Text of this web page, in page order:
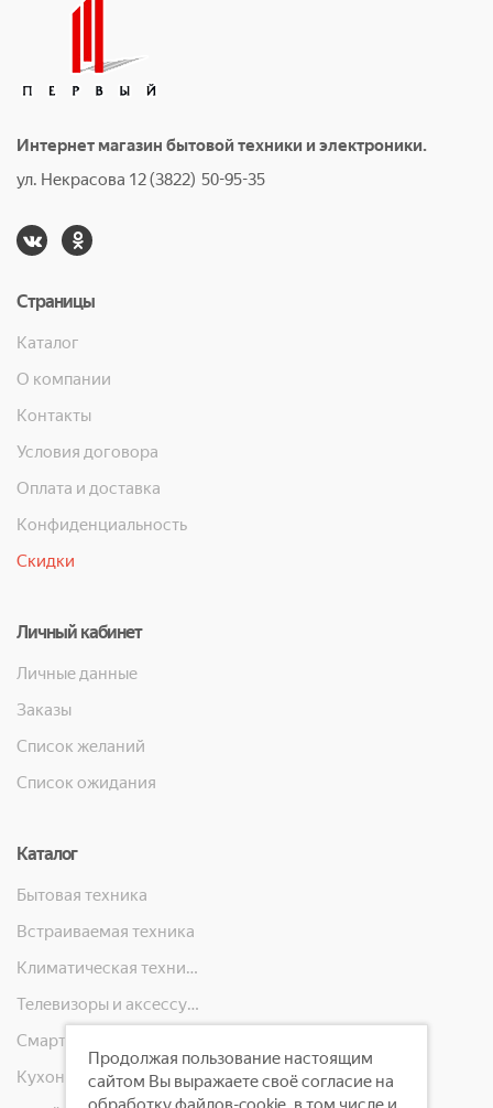
Интернет магазин бытовой техники и электроники.
ул. Некрасова 12 (3822) 50-95-35
Страницы
Каталог
О компании
Контакты
Условия договора
Оплата и доставка
Конфиденциальность
Скидки
Личный кабинет
Личные данные
Заказы
Список желаний
Список ожидания
Каталог
Бытовая техника
Встраиваемая техника
Климатическая техника
Телевизоры и аксессуары
Кухонная техника
Продолжая пользование настоящим
сайтом Вы выражаете своё согласие на